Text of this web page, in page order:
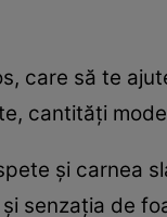
care să te
cantităţi
şi carnea
senzaţia de